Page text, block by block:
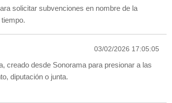
solicitar subvenciones en nombre de la
03/02/2026 17:05:05
creado desde Sonorama para presionar a las
diputación o junta.